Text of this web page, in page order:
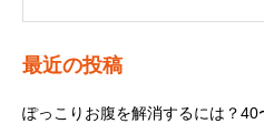
最近の投稿
ぽっこりお腹を解消するには？